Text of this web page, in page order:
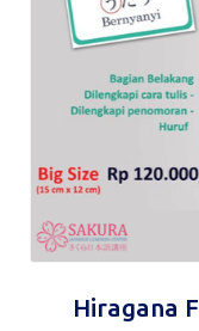
Hiragana